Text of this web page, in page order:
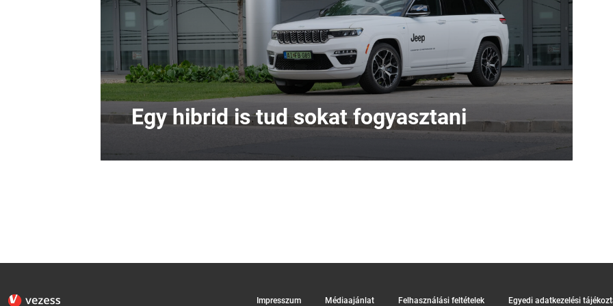
Egy hibrid is tud sokat fogyasztani
Impresszum Médiaajánlat Felhasználási feltételek Egyedi adatkezelési